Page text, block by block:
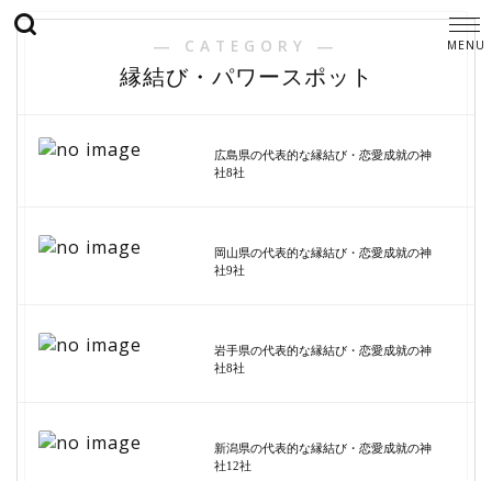
― CATEGORY ―
縁結び・パワースポット
広島県の代表的な縁結び・恋愛成就の神
社8社
岡山県の代表的な縁結び・恋愛成就の神
社9社
岩手県の代表的な縁結び・恋愛成就の神
社8社
新潟県の代表的な縁結び・恋愛成就の神
社12社